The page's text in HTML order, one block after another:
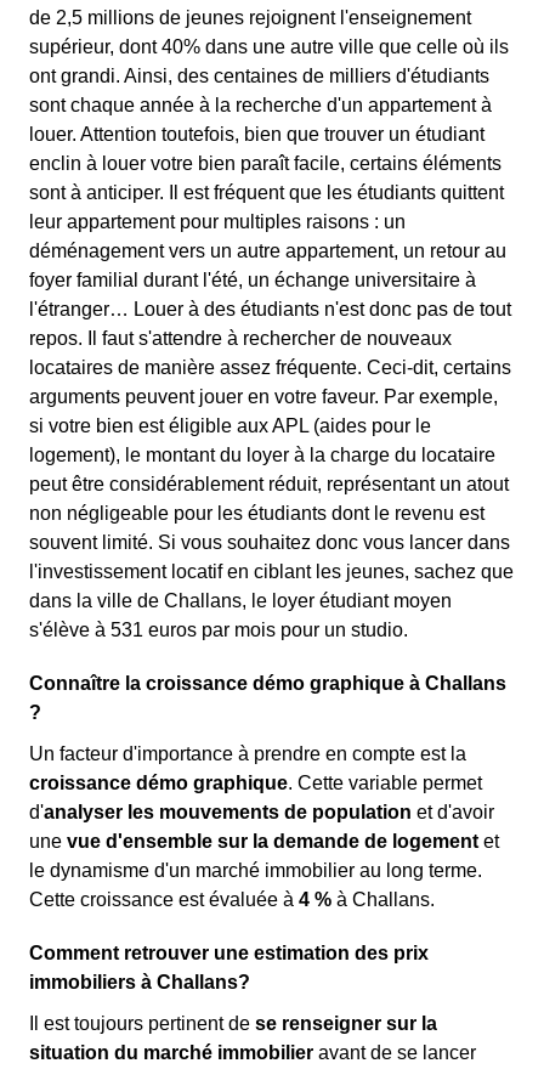
de 2,5 millions de jeunes rejoignent l'enseignement
supérieur, dont 40% dans une autre ville que celle où ils
ont grandi. Ainsi, des centaines de milliers d'étudiants
sont chaque année à la recherche d'un appartement à
louer. Attention toutefois, bien que trouver un étudiant
enclin à louer votre bien paraît facile, certains éléments
sont à anticiper. Il est fréquent que les étudiants quittent
leur appartement pour multiples raisons : un
déménagement vers un autre appartement, un retour au
foyer familial durant l'été, un échange universitaire à
l'étranger… Louer à des étudiants n'est donc pas de tout
repos. Il faut s'attendre à rechercher de nouveaux
locataires de manière assez fréquente. Ceci-dit, certains
arguments peuvent jouer en votre faveur. Par exemple,
si votre bien est éligible aux APL (aides pour le
logement), le montant du loyer à la charge du locataire
peut être considérablement réduit, représentant un atout
non négligeable pour les étudiants dont le revenu est
souvent limité. Si vous souhaitez donc vous lancer dans
l'investissement locatif en ciblant les jeunes, sachez que
dans la ville de Challans, le loyer étudiant moyen
s'élève à 531 euros par mois pour un studio.
Connaître la croissance démo graphique à Challans
?
Un facteur d'importance à prendre en compte est la
croissance démo graphique. Cette variable permet
d'analyser les mouvements de population et d'avoir
une vue d'ensemble sur la demande de logement et
le dynamisme d'un marché immobilier au long terme.
Cette croissance est évaluée à 4 % à Challans.
Comment retrouver une estimation des prix
immobiliers à Challans?
Il est toujours pertinent de se renseigner sur la
situation du marché immobilier avant de se lancer